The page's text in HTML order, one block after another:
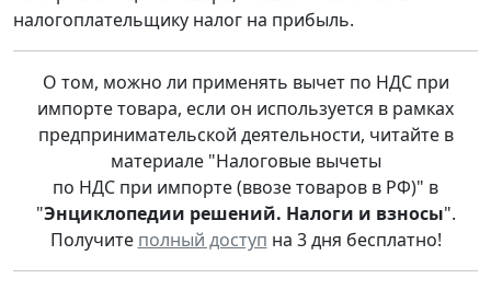
налогоплательщику налог на прибыль.
О том, можно ли применять вычет по НДС при
импорте товара, если он используется в рамках
предпринимательской деятельности, читайте в
материале "Налоговые вычеты
по НДС при импорте (ввозе товаров в РФ)" в
"Энциклопедии решений. Налоги и взносы".
Получите полный доступ на 3 дня бесплатно!